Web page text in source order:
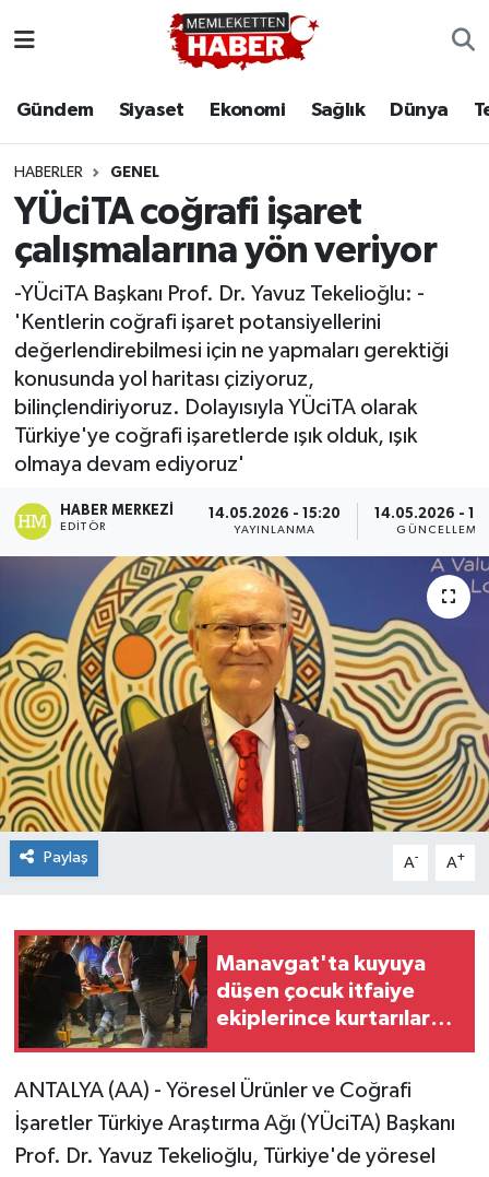
Gündem Siyaset Ekonomi Sağlık Dünya
HABERLER GENEL
YÜciTA coğrafi işaret
çalışmalarına yön veriyor
-YÜciTA Başkanı Prof. Dr. Yavuz Tekelioğlu: -
'Kentlerin coğrafi işaret potansiyellerini
değerlendirebilmesi için ne yapmaları gerektiği
konusunda yol haritası çiziyoruz,
bilinçlendiriyoruz. Dolayısıyla YÜciTA olarak
Türkiye'ye coğrafi işaretlerde ışık olduk, ışık
olmaya devam ediyoruz'
HABER MERKEZI
EDITÖR
14.05.2026 - 15:20
YAYINLANMA
14.05.2026 -
GÜNCELLEME
Paylaş A- A+
Manavgat'ta kuyuya
düşen çocuk itfaiye
ekiplerince kurtarılarak
ANTALYA (AA) - Yöresel Ürünler ve Coğrafi
İşaretler Türkiye Araştırma Ağı (YÜciTA) Başkanı
Prof. Dr. Yavuz Tekelioğlu, Türkiye'de yöresel